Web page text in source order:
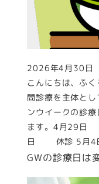
GWの診療日は
こんにちは、ふ
問診療を主体と
ンウイークの診
ます。4月29
日 休診 5月
投稿日
2026年4月30日